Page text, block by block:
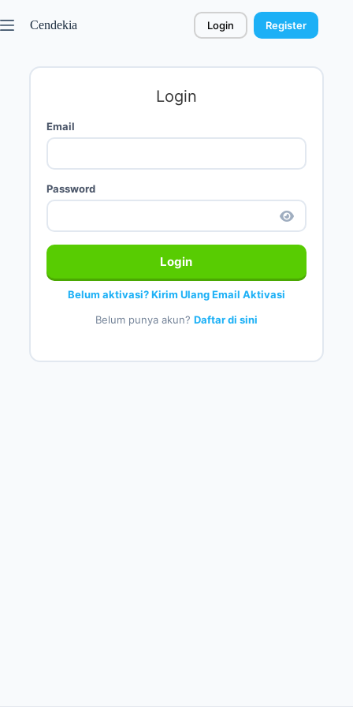
Cendekia Login Register
Login
Email
Password
Login
Belum aktivasi? Kirim Ulang Email Aktivasi
Belum punya akun? Daftar di sini